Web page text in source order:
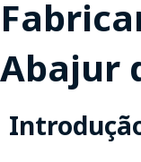
Abajur